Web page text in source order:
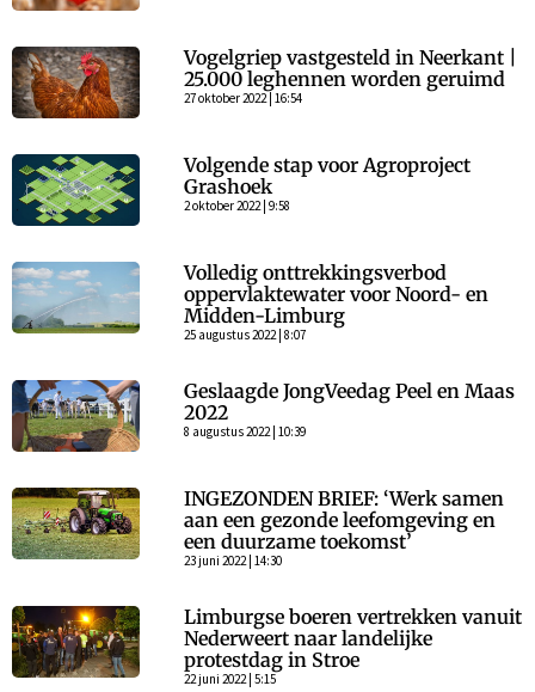
Vogelgriep vastgesteld in Neerkant |
25.000 leghennen worden geruimd
27 oktober 2022 | 16:54
Volgende stap voor Agroproject
Grashoek
2 oktober 2022 | 9:58
Volledig onttrekkingsverbod
oppervlaktewater voor Noord- en
Midden-Limburg
25 augustus 2022 | 8:07
Geslaagde JongVeedag Peel en Maas
2022
8 augustus 2022 | 10:39
INGEZONDEN BRIEF: ‘Werk samen
aan een gezonde leefomgeving en
een duurzame toekomst’
23 juni 2022 | 14:30
Limburgse boeren vertrekken vanuit
Nederweert naar landelijke
protestdag in Stroe
22 juni 2022 | 5:15